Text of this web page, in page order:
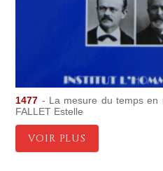
1477 - La mesure du temps en
FALLET Estelle
VOIR PLUS